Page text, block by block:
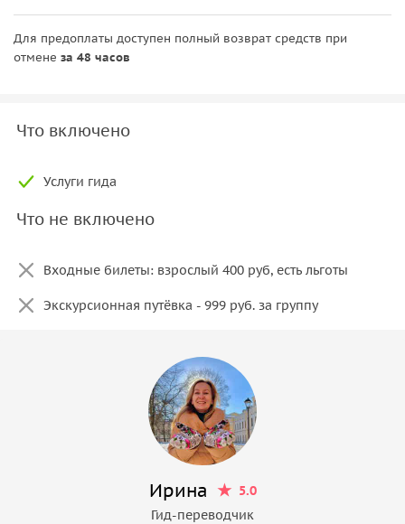
Для предоплаты доступен полный возврат средств при
отмене за 48 часов
Что включено
Услуги гида
Что не включено
Входные билеты: взрослый 400 руб, есть льготы
Экскурсионная путёвка - 999 руб. за группу
Ирина
5.0
Гид-переводчик